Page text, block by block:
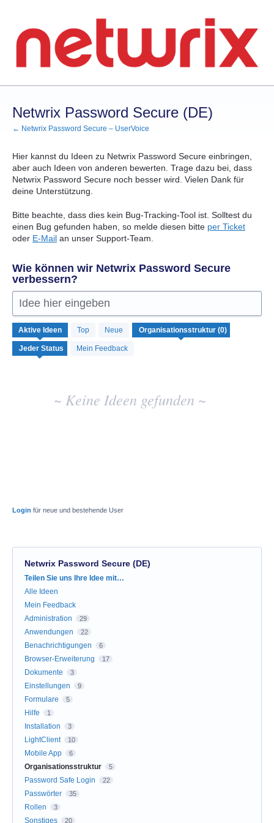
springen
Netwrix Password Secure (DE)
← Netwrix Password Secure – UserVoice
Hier kannst du Ideen zu Netwrix Password Secure einbringen,
aber auch Ideen von anderen bewerten. Trage dazu bei, dass
Netwrix Password Secure noch besser wird. Vielen Dank für
deine Unterstützung.
Bitte beachte, dass dies kein Bug-Tracking-Tool ist. Solltest du
einen Bug gefunden haben, so melde diesen bitte per Ticket
oder E-Mail an unser Support-Team.
Wie können wir Netwrix Password Secure
verbessern?
Idee hier eingeben
Aktive Ideen Top Neue
Mein Feedback
Keine
vorhandenen
Ideenergebnisse
~ Keine Ideen gefunden ~
Login für neue und bestehende User
Netwrix Password Secure (DE)
Kategorien
Teilen Sie uns Ihre Idee mit…
Alle Ideen
Mein Feedback
Administration
29
Anwendungen 22
Benachrichtigungen 6
Browser-Erweiterung 17
Dokumente 3
Einstellungen 9
Formulare 5
Hilfe 1
Installation 3
LightClient 10
Mobile App 6
Organisationsstruktur 5
Password Safe Login 22
Passwörter 35
Rollen 3
Sonstiges 20